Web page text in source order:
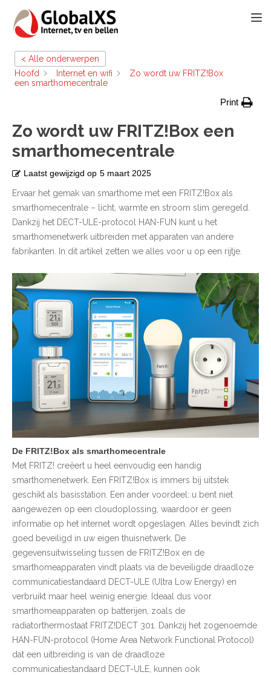
< Alle onderwerpen
Hoofd
Internet en wifi
Zo wordt uw FRITZ!Box
een smarthomecentrale
Print
Zo wordt uw FRITZ!Box een
smarthomecentrale
Laatst gewijzigd op 5 maart 2025
Ervaar het gemak van smarthome met een FRITZ!Box als
smarthomecentrale – licht, warmte en stroom slim geregeld.
Dankzij het DECT-ULE-protocol HAN-FUN kunt u het
smarthomenetwerk uitbreiden met apparaten van andere
fabrikanten. In dit artikel zetten we alles voor u op een rijtje.
De FRITZ!Box als smarthomecentrale
Met FRITZ! creëert u heel eenvoudig een handig
smarthomenetwerk. Een FRITZ!Box is immers bij uitstek
geschikt als basisstation. Een ander voordeel: u bent niet
aangewezen op een cloudoplossing, waardoor er geen
informatie op het internet wordt opgeslagen. Alles bevindt zich
goed beveiligd in uw eigen thuisnetwerk. De
gegevensuitwisseling tussen de FRITZ!Box en de
smarthomeapparaten vindt plaats via de beveiligde draadloze
communicatiestandaard DECT-ULE (Ultra Low Energy) en
verbruikt maar heel weinig energie. Ideaal dus voor
smarthomeapparaten op batterijen, zoals de
radiatorthermostaat FRITZ!DECT 301. Dankzij het zogenoemde
HAN-FUN-protocol (Home Area Network Functional Protocol)
dat een uitbreiding is van de draadloze
communicatiestandaard DECT-ULE, kunnen ook